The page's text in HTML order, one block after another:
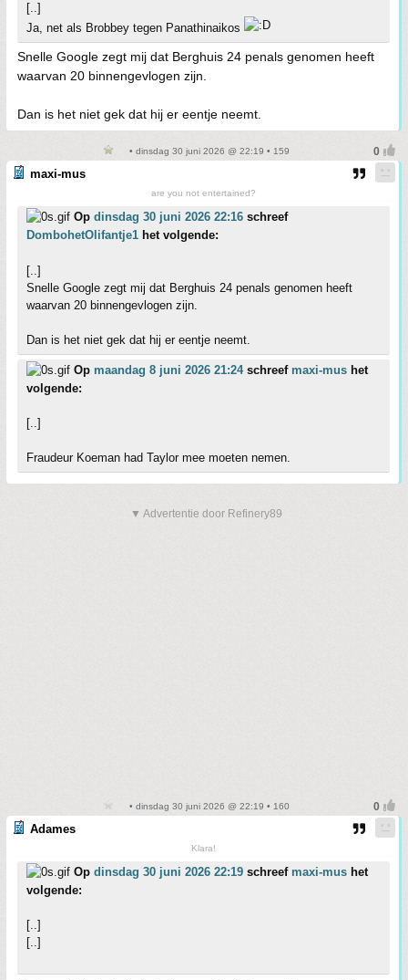
[..]
Ja, net als Brobbey tegen Panathinaikos
Snelle Google zegt mij dat Berghuis 24 penals genomen heeft
waarvan 20 binnengevlogen zijn.
Dan is het niet gek dat hij er eentje neemt.
• dinsdag 30 juni 2026 @ 22:19 • 159
maxi-mus
are you not entertained?
Op dinsdag 30 juni 2026 22:16 schreef
DombohetOlifantje1 het volgende:
[..]
Snelle Google zegt mij dat Berghuis 24 penals genomen heeft
waarvan 20 binnengevlogen zijn.
Dan is het niet gek dat hij er eentje neemt.
Op maandag 8 juni 2026 21:24schreef maxi-mus het
volgende:
[..]
Fraudeur Koeman had Taylor mee moeten nemen.
▼ Advertentie door Refinery89
• dinsdag 30 juni 2026 @ 22:19 • 160
Adames
Klara!
Op dinsdag 30 juni 2026 22:19 schreef maxi-mus het
volgende:
[..]
[..]